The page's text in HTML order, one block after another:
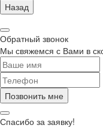
Назад
Обратный звонок
Мы свяжемся с Вами в
Позвонить мне
Спасибо за заявку!